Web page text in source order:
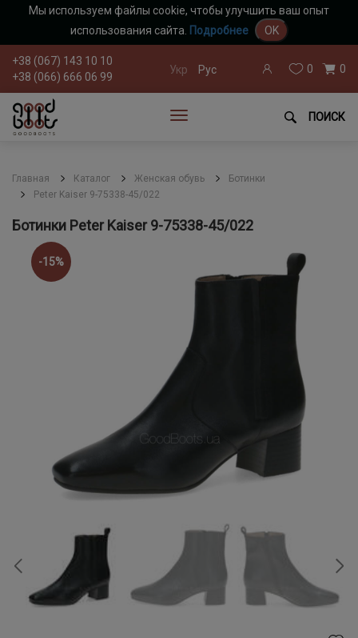
Мы используем файлы cookie, чтобы улучшить ваш опыт
использования сайта. Подробнее OK
+38 (067) 143 10 10
+38 (066) 666 06 99
Укр Рус 0 0
ПОИСК
Главная Каталог Женская обувь
Ботинки
Peter Kaiser 9-75338-45/022
Ботинки Peter Kaiser 9-75338-45/022
-15%